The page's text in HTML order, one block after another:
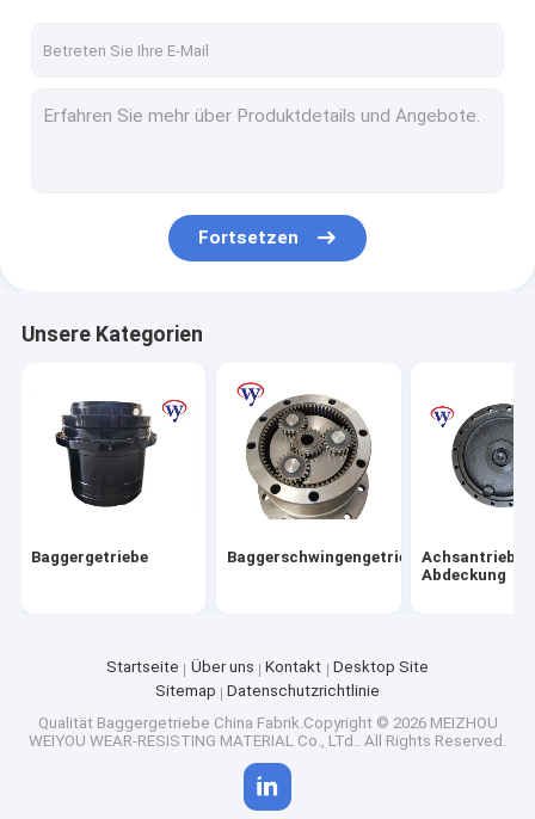
Fortsetzen
Unsere Kategorien
Baggergetriebe BaggerschwingengetriebeAchsantrieb-
Abdeckung
Startseite Über uns Kontakt
Desktop Site
Sitemap
Datenschutzrichtlinie
Qualität Baggergetriebe China Fabrik.Copyright © 2026 MEIZHOU
WEIYOU WEAR-RESISTING MATERIAL Co., LTd.. All Rights Reserved.